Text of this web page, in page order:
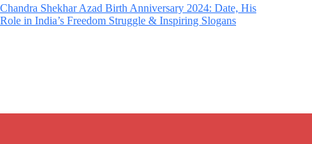
Chandra Shekhar Azad Birth Anniversary 2024: Date, His
Role in India’s Freedom Struggle & Inspiring Slogans